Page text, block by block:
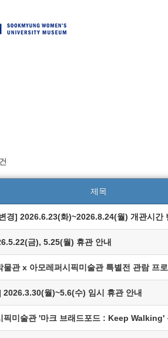
건
제목
경] 2026.6.23(화)~2026.8.24(월) 개관시간
금), 5.25(월) 휴관 안내
물관 x 아모레퍼시픽미술관 특별전 관람 프
2026.3.30(월)~5.6(수) 임시 휴관 안내
픽미술관 '마크 브래드포드 : Keep Walking'